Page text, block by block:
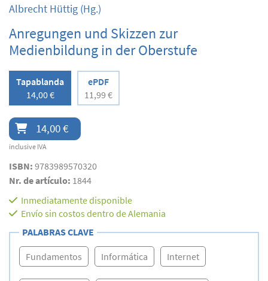
Albrecht Hüttig (Hg.)
Anregungen und Skizzen zur
Medienbildung in der Oberstufe
Tapablanda
14,00 €
ePDF
11,99 €
14,00 €
inclusive IVA
ISBN: 9783989570320
Nr. de artículo: 1844
Inmediatamente disponible
Envío sin costos dentro de Alemania
PALABRAS CLAVE
Fundamentos Informática Internet